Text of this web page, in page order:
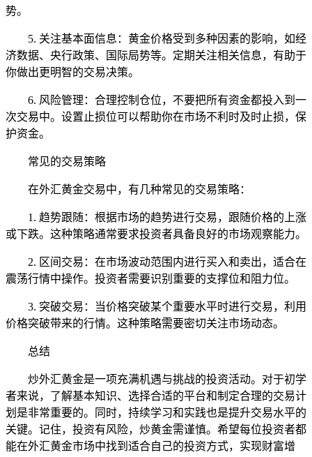
势。
5. 关注基本面信息：黄金价格受到多种因素的影响，如经
济数据、央行政策、国际局势等。定期关注相关信息，有助于
你做出更明智的交易决策。
6. 风险管理：合理控制仓位，不要把所有资金都投入到一
次交易中。设置止损位可以帮助你在市场不利时及时止损，保
护资金。
常见的交易策略
在外汇黄金交易中，有几种常见的交易策略：
1. 趋势跟随：根据市场的趋势进行交易，跟随价格的上涨
或下跌。这种策略通常要求投资者具备良好的市场观察能力。
2. 区间交易：在市场波动范围内进行买入和卖出，适合在
震荡行情中操作。投资者需要识别重要的支撑位和阻力位。
3. 突破交易：当价格突破某个重要水平时进行交易，利用
价格突破带来的行情。这种策略需要密切关注市场动态。
总结
炒外汇黄金是一项充满机遇与挑战的投资活动。对于初学
者来说，了解基本知识、选择合适的平台和制定合理的交易计
划是非常重要的。同时，持续学习和实践也是提升交易水平的
关键。记住，投资有风险，炒黄金需谨慎。希望每位投资者都
能在外汇黄金市场中找到适合自己的投资方式，实现财富增